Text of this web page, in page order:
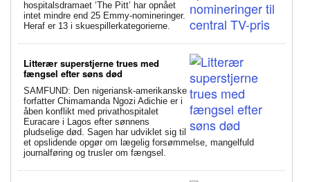
hospitalsdramaet ‘The Pitt’ har opnået
intet mindre end 25 Emmy-nomineringer.
Heraf er 13 i skuespillerkategorierne.
Litterær superstjerne trues med
fængsel efter søns død
SAMFUND: Den nigeriansk-amerikanske
forfatter Chimamanda Ngozi Adichie er i
åben konflikt med privathospitalet
Euracare i Lagos efter sønnens
pludselige død. Sagen har udviklet sig til
et opslidende opgør om lægelig forsømmelse, mangelfuld
journalføring og trusler om fængsel.